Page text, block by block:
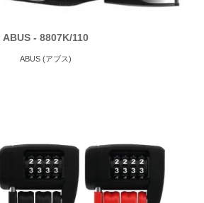
ABUS - 8807K/110
ABUS (アブス)